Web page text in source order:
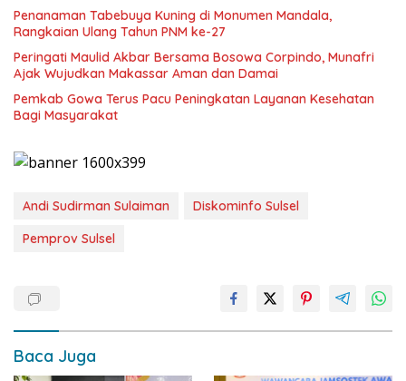
Penanaman Tabebuya Kuning di Monumen Mandala,
Rangkaian Ulang Tahun PNM ke-27
Peringati Maulid Akbar Bersama Bosowa Corpindo, Munafri
Ajak Wujudkan Makassar Aman dan Damai
Pemkab Gowa Terus Pacu Peningkatan Layanan Kesehatan
Bagi Masyarakat
Andi Sudirman Sulaiman
Diskominfo Sulsel
Pemprov Sulsel
Baca Juga